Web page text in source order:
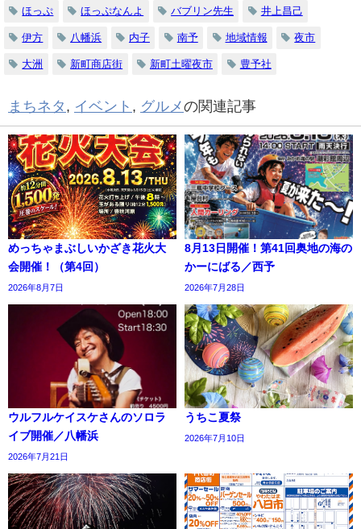
ほっぷ ほっぷなんよ バブリン先生 井上昌己
伊方 八幡浜 内子 南予 地域情報 夜市
大洲 新町商店街 新町土曜夜市 豊予社
まちネタ , イベント , グルメの関連記事
めっちゃまぶしいかざき花火大
会開催！（第4回）
2026年8月7日
8月13日開催！第41回奥地の海の
かーにばる／西予
2026年7月28日
ウルフルケイスケさんのソロラ
イブ開催／八幡浜
2026年7月21日
うちこ夏祭
2026年7月10日